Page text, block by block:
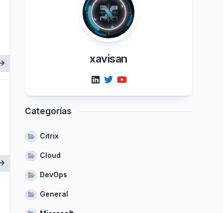
xavisan
Categorías
Citrix
Cloud
DevOps
General